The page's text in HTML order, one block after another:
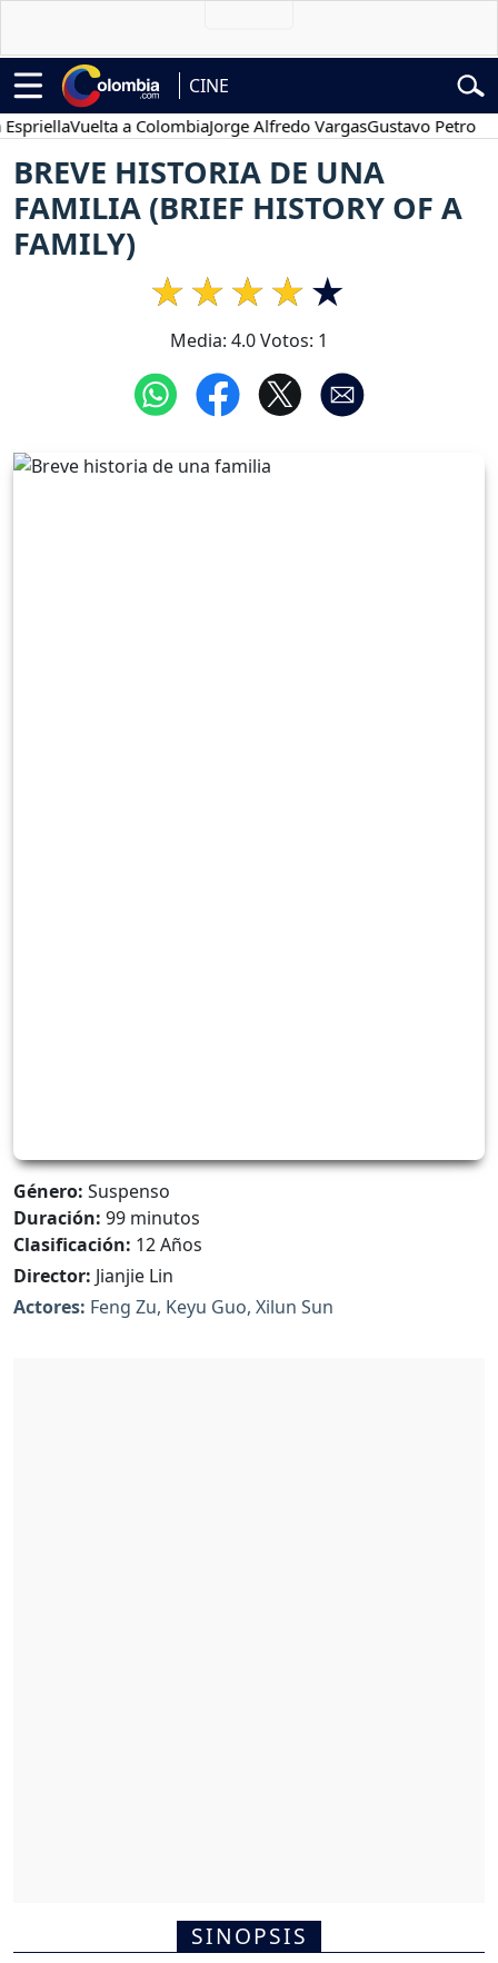
CINE
Vuelta a ColombiaJorge Alfredo VargasGustavo Petro
BREVE HISTORIA DE UNA
FAMILIA (BRIEF HISTORY OF A
FAMILY)
Media: 4.0Votos: 1
Género: Suspenso
Duración: 99 minutos
Clasificación: 12 Años
Director: Jianjie Lin
Actores: Feng Zu, Keyu Guo, Xilun Sun
SINOPSIS